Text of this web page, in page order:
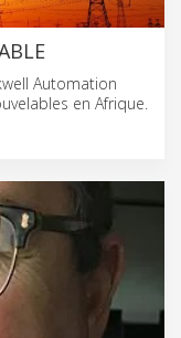
Automation
en Afrique.